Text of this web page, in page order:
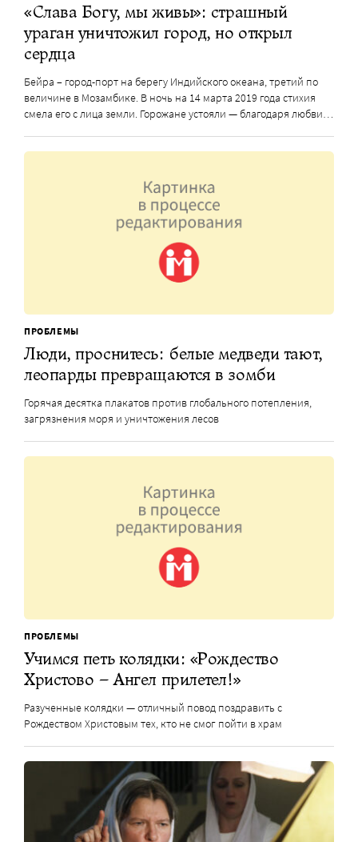
«Слава Богу, мы живы»: страшный
ураган уничтожил город, но открыл
сердца
Бейра – город-порт на берегу Индийского океана, третий по
величине в Мозамбике. В ночь на 14 марта 2019 года стихия
смела его с лица земли. Горожане устояли — благодаря любви…
ПРОБЛЕМЫ
Люди, проснитесь: белые медведи тают,
леопарды превращаются в зомби
Горячая десятка плакатов против глобального потепления,
загрязнения моря и уничтожения лесов
ПРОБЛЕМЫ
Учимся петь колядки: «Рождество
Христово – Ангел прилетел!»
Разученные колядки — отличный повод поздравить с
Рождеством Христовым тех, кто не смог пойти в храм